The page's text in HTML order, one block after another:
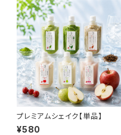
プレミアムシェイク【単品】
¥580